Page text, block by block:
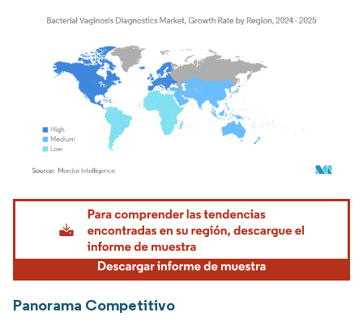
Imagen © Mordor Intelligence. El uso requiere atribución según CC BY 4.0.
Panorama Competitivo